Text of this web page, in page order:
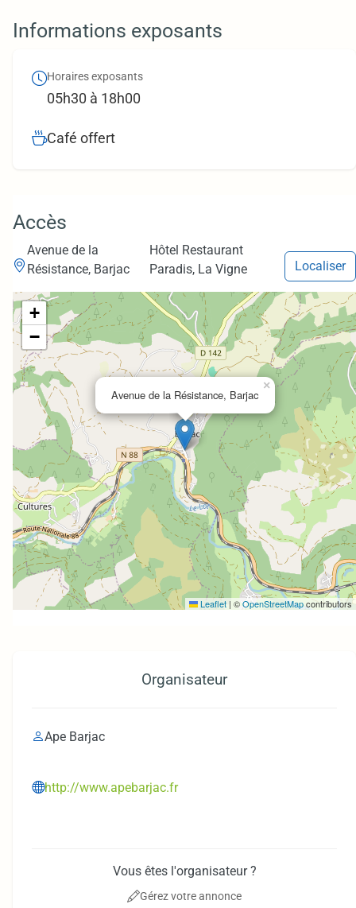
Informations exposants
Horaires exposants
05h30 à 18h00
Café offert
Accès
Avenue de la
Résistance, Barjac
Hôtel Restaurant
Paradis, La Vigne
Localiser
Avenue de la Résistance, Barjac
×
+
−
Leaflet | ©OpenStreetMapcontributors
Organisateur
Ape Barjac
http://www.apebarjac.fr
Vous êtes l'organisateur ?
Gérez votre annonce